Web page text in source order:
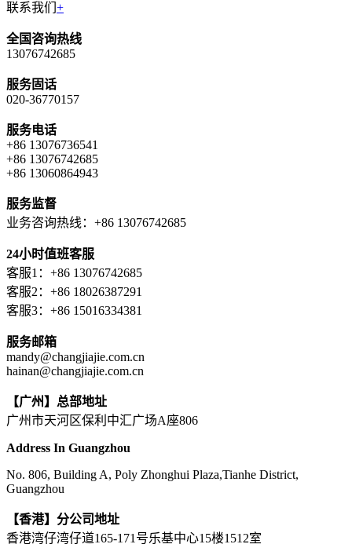
联系我们 +
全国咨询热线
13076742685
服务固话
020-36770157
服务电话
+86 13076736541
+86 13076742685
+86 13060864943
服务监督
业务咨询热线：+86 13076742685
24小时值班客服
客服1：+86 13076742685
客服2：+86 18026387291
客服3：+86 15016334381
服务邮箱
mandy@changjiajie.com.cn
hainan@changjiajie.com.cn
【广州】总部地址
广州市天河区保利中汇广场A座806
Address In Guangzhou
No. 806, Building A, Poly Zhonghui Plaza,Tianhe District,
Guangzhou
【香港】分公司地址
香港湾仔湾仔道165-171号乐基中心15楼1512室